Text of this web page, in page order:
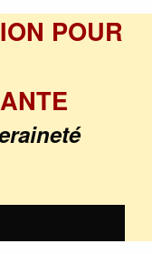
POUR